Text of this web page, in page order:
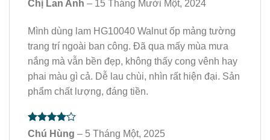
Chị Lan Anh – 15 Tháng Mười Một, 2024
Mình dùng lam HG10040 Walnut ốp mảng tường
trang trí ngoài ban công. Đã qua mấy mùa mưa
nắng mà vẫn bền đẹp, không thấy cong vênh hay
phai màu gì cả. Dễ lau chùi, nhìn rất hiện đại. Sản
phẩm chất lượng, đáng tiền.
4trên 5
Chú Hùng – 5 Tháng Một, 2025